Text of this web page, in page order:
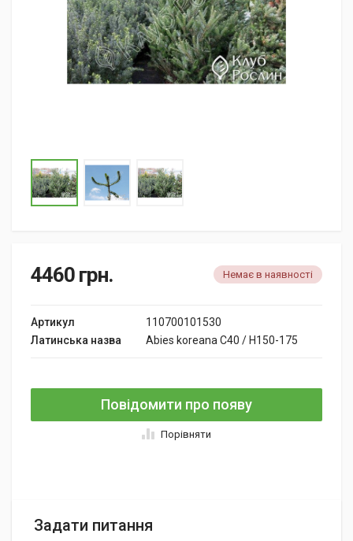
4460 грн. Немає в наявності
Артикул
110700101530
Латинська назва
Abies koreana C40 / H150-175
Повідомити про появу
Порівняти
Задати питання